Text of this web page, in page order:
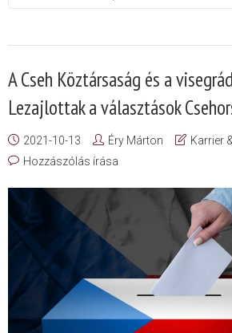
A Cseh Köztársaság és a
Lezajlottak a választások
2021-10-13 Éry Márton
Karrier
Hozzászólás írása